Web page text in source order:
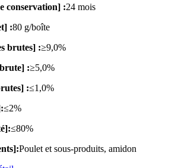
conservation] :24 mois
:80 g/boîte
brutes] :≥9,0%
:≥5,0%
:≤1,0%
≤2%
≤80%
Poulet et sous-produits, amidon